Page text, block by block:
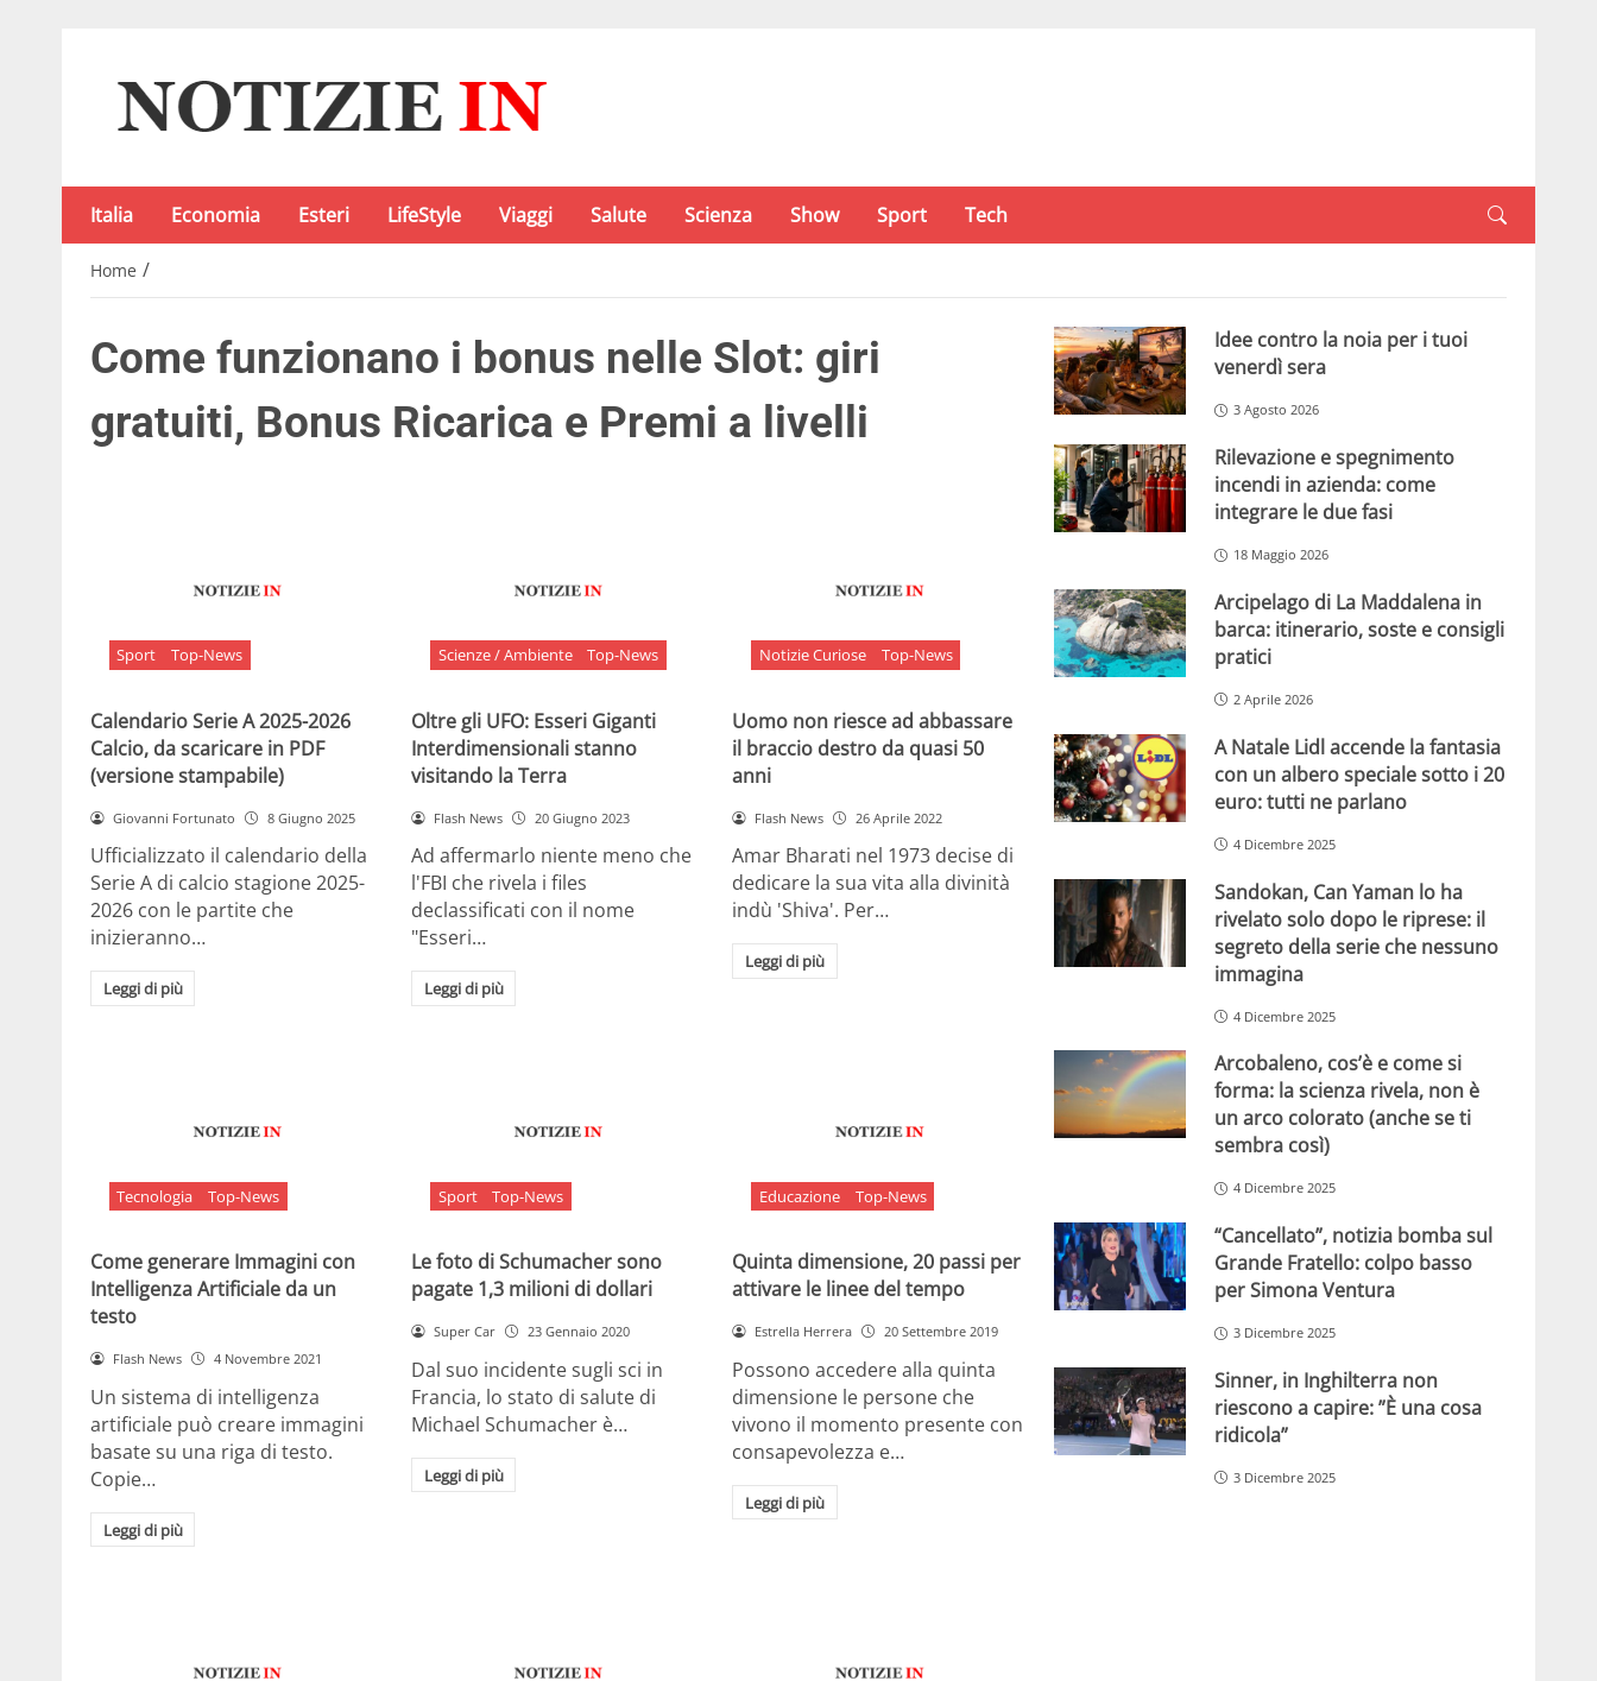
Italia Economia Esteri LifeStyle Viaggi Salute Scienza Show Sport Tech
Home /
Come funzionano i bonus nelle Slot: giri
gratuiti, Bonus Ricarica e Premi a livelli
Sport Top-News
Calendario Serie A 2025-2026
Calcio, da scaricare in PDF
(versione stampabile)
Giovanni Fortunato 8 Giugno 2025
Ufficializzato il calendario della
Serie A di calcio stagione 2025-
2026 con le partite che
inizieranno…
Leggi di più
Scienze / Ambiente Top-News
Oltre gli UFO: Esseri Giganti
Interdimensionali stanno
visitando la Terra
Flash News 20 Giugno 2023
Ad affermarlo niente meno che
l'FBI che rivela i files
declassificati con il nome
"Esseri…
Leggi di più
Notizie Curiose Top-News
Uomo non riesce ad abbassare
il braccio destro da quasi 50
anni
Flash News 26 Aprile 2022
Amar Bharati nel 1973 decise di
dedicare la sua vita alla divinità
indù 'Shiva'. Per…
Leggi di più
Tecnologia Top-News
Come generare Immagini con
Intelligenza Artificiale da un
testo
Flash News 4 Novembre 2021
Un sistema di intelligenza
artificiale può creare immagini
basate su una riga di testo.
Copie…
Leggi di più
Sport Top-News
Le foto di Schumacher sono
pagate 1,3 milioni di dollari
Super Car 23 Gennaio 2020
Dal suo incidente sugli sci in
Francia, lo stato di salute di
Michael Schumacher è…
Leggi di più
Educazione Top-News
Quinta dimensione, 20 passi per
attivare le linee del tempo
Estrella Herrera 20 Settembre 2019
Possono accedere alla quinta
dimensione le persone che
vivono il momento presente con
consapevolezza e…
Leggi di più
Idee contro la noia per i tuoi
venerdì sera
3 Agosto 2026
Rilevazione e spegnimento
incendi in azienda: come
integrare le due fasi
18 Maggio 2026
Arcipelago di La Maddalena in
barca: itinerario, soste e consigli
pratici
2 Aprile 2026
A Natale Lidl accende la fantasia
con un albero speciale sotto i 20
euro: tutti ne parlano
4 Dicembre 2025
Sandokan, Can Yaman lo ha
rivelato solo dopo le riprese: il
segreto della serie che nessuno
immagina
4 Dicembre 2025
Arcobaleno, cos’è e come si
forma: la scienza rivela, non è
un arco colorato (anche se ti
sembra così)
4 Dicembre 2025
“Cancellato”, notizia bomba sul
Grande Fratello: colpo basso
per Simona Ventura
3 Dicembre 2025
Sinner, in Inghilterra non
riescono a capire: ”È una cosa
ridicola”
3 Dicembre 2025